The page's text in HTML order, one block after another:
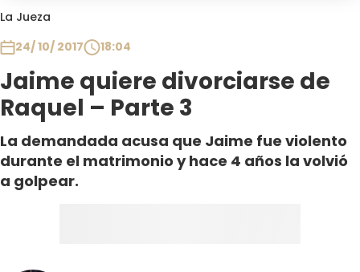
La Jueza
24/ 10/ 2017
18:04
Jaime quiere divorciarse de
Raquel – Parte 3
La demandada acusa que Jaime fue violento
durante el matrimonio y hace 4 años la volvió
a golpear.
Club De La Comedia
Contigo en Directo
Plan Perfecto
El Tiempo
Sabingo
Todos Los Programas